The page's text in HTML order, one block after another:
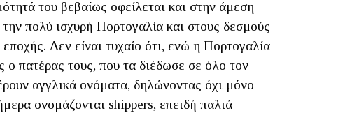
του βεβαίως οφείλεται και στην άμεση
πολύ ισχυρή Πορτογαλία και στους δεσμούς
Δεν είναι τυχαίο ότι, ενώ η Πορτογαλία
ο πατέρας τους, που τα διέδωσε σε όλο τον
αγγλικά ονόματα, δηλώνοντας όχι μόνο
ονομάζονται shippers, επειδή παλιά